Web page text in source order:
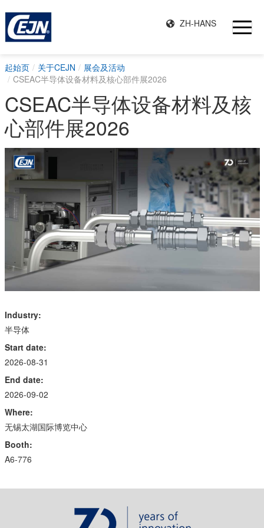
ZH-HANS
起始页 关于CEJN
展会及活动
CSEAC半导体设备材料及核心部件展2026
CSEAC半导体设备材料及核
心部件展2026
Industry:
半导体
Start date:
2026-08-31
End date:
2026-09-02
Where:
无锡太湖国际博览中心
Booth:
A6-776